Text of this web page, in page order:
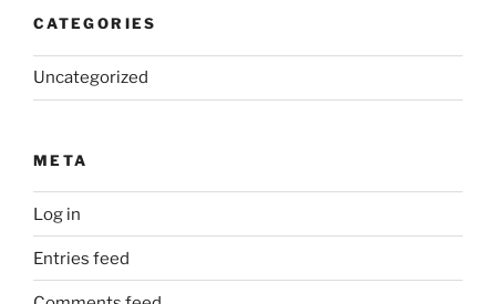
CATEGORIES
Uncategorized
META
Log in
Entries feed